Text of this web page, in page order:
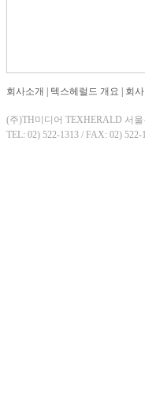
회사소개 텍스헤럴드 개요 회
(주)TH미디어 TEXHERALD 서
TEL: 02) 522-1313 / FAX: 02)